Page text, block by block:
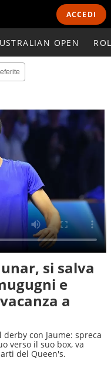
ACCEDI
OPEN
si salva
e
a
con Jaume: spreca
verso il suo box, va
del Queen's.